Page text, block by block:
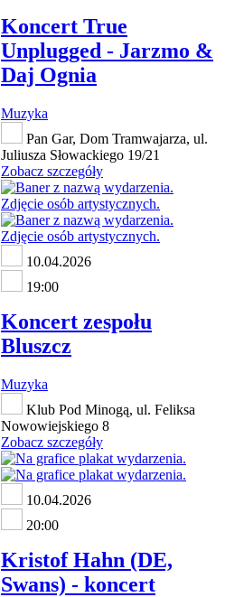
Koncert True
Unplugged - Jarzmo &
Daj Ognia
Muzyka
Pan Gar, Dom Tramwajarza, ul.
Juliusza Słowackiego 19/21
Zobacz szczegóły
10.04.2026
19:00
Koncert zespołu
Bluszcz
Muzyka
Klub Pod Minogą, ul. Feliksa
Nowowiejskiego 8
Zobacz szczegóły
10.04.2026
20:00
Kristof Hahn (DE,
Swans) - koncert